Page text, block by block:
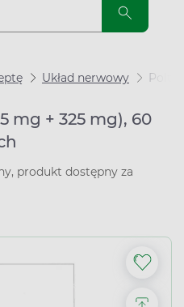
Układ nerwowy
mg + 325 mg), 60
produkt dostępny za